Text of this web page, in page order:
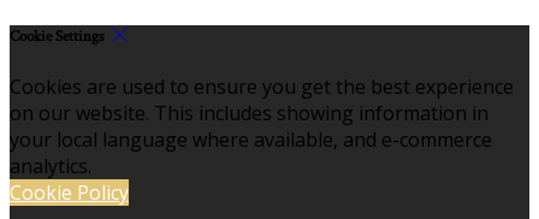
Cookie Settings
Cookies are used to ensure you get the best experience
on our website. This includes showing information in
your local language where available, and e-commerce
analytics.
Cookie Policy